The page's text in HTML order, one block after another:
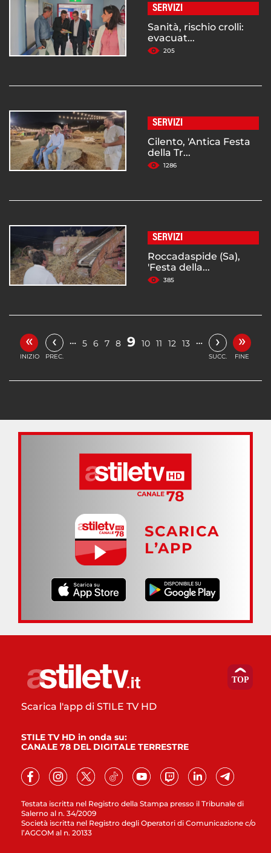
SERVIZI
Sanità, rischio crolli:
evacuat...
205
SERVIZI
Cilento, 'Antica Festa
della Tr...
1286
SERVIZI
Roccadaspide (Sa),
'Festa della...
385
«
INIZIO
‹
PREC.
… 5 6 7 8 9 10 11 12 13 … ›
SUCC.
»
FINE
SCARICA
L’APP
Testata iscritta nel Registro della Stampa presso il Tribunale di
Salerno al n. 34/2009
Società iscritta nel Registro degli Operatori di Comunicazione c/o
l’AGCOM al n. 20133
Scarica l'app di STILE TV HD
STILE TV HD in onda su:
CANALE 78 DEL DIGITALE TERRESTRE